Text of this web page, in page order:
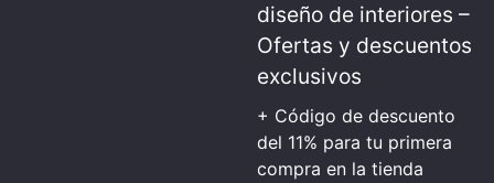
diseño de interiores –
Ofertas y descuentos
exclusivos
+ Código de descuento
del 11% para tu primera
compra en la tienda